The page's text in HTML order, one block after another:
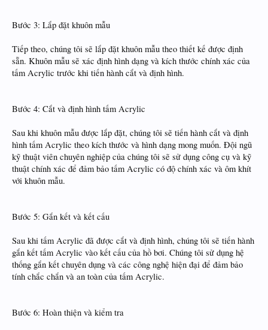
Bước 3: Lắp đặt khuôn mẫu
Tiếp theo, chúng tôi sẽ lắp đặt khuôn mẫu theo thiết kế được định
sẵn. Khuôn mẫu sẽ xác định hình dạng và kích thước chính xác của
tấm Acrylic trước khi tiến hành cắt và định hình.
Bước 4: Cắt và định hình tấm Acrylic
Sau khi khuôn mẫu được lắp đặt, chúng tôi sẽ tiến hành cắt và định
hình tấm Acrylic theo kích thước và hình dạng mong muốn. Đội ngũ
kỹ thuật viên chuyên nghiệp của chúng tôi sẽ sử dụng công cụ và kỹ
thuật chính xác để đảm bảo tấm Acrylic có độ chính xác và ôm khít
với khuôn mẫu.
Bước 5: Gắn kết và kết cấu
Sau khi tấm Acrylic đã được cắt và định hình, chúng tôi sẽ tiến hành
gắn kết tấm Acrylic vào kết cấu của hồ bơi. Chúng tôi sử dụng hệ
thống gắn kết chuyên dụng và các công nghệ hiện đại để đảm bảo
tính chắc chắn và an toàn của tấm Acrylic.
Bước 6: Hoàn thiện và kiểm tra